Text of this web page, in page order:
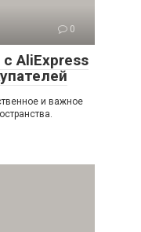
0
AliExpress
и важное